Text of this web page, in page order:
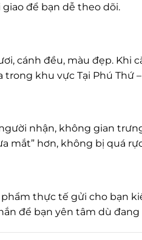
để bạn dễ theo dõi.
cánh đều, màu đẹp. Khi
khu vực Tại Phú Thứ –
nhận, không gian
mắt” hơn, không bị quá
thực tế gửi cho bạn
để bạn yên tâm dù đang